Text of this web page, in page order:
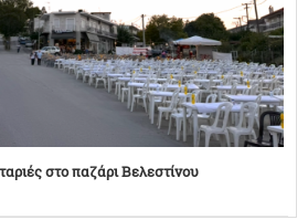
στο παζάρι Βελεστίνου